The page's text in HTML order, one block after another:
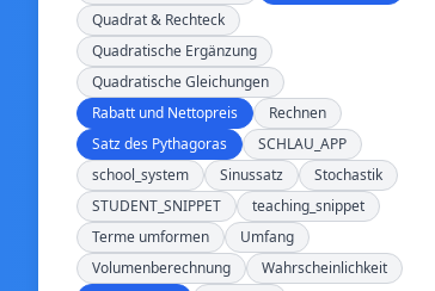
Quadrat & Rechteck
Quadratische Ergänzung
Quadratische Gleichungen
Rabatt und Nettopreis
Rechnen
Satz des Pythagoras
SCHLAU_APP
school_system
Sinussatz
Stochastik
STUDENT_SNIPPET
teaching_snippet
Terme umformen
Umfang
Volumenberechnung
Wahrscheinlichkeit